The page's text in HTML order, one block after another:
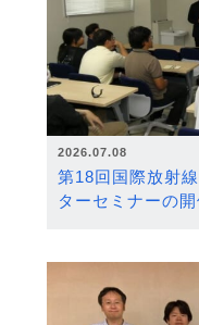
2026.07.08
第18回国際放射
ターセミナーの開